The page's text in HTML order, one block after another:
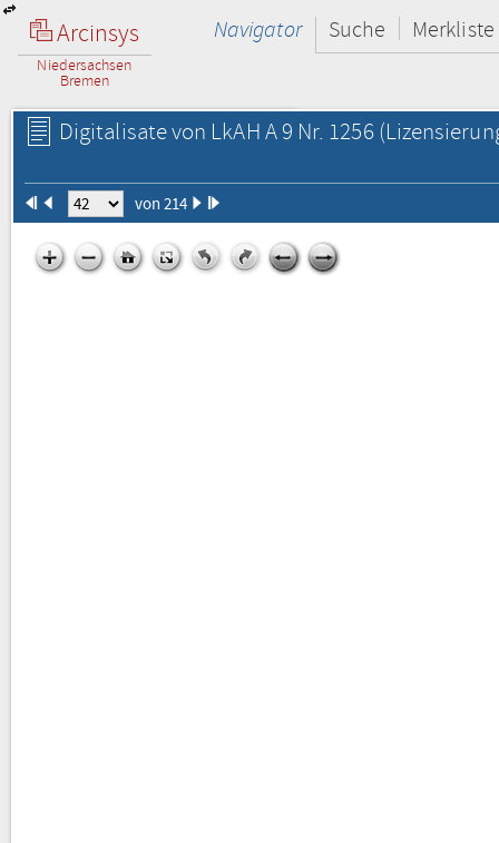
Arcinsys
Niedersachsen
Bremen
Navigator Suche Merkliste
Digitalisate von LkAH A 9 Nr. 1256
von 214